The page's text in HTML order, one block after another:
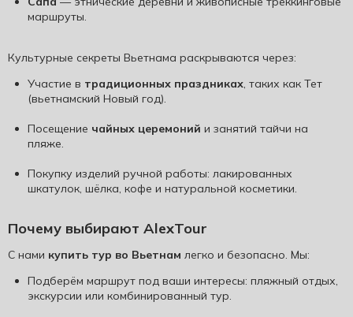
маршруты.
Культурные секреты Вьетнама раскрываются через:
Участие в традиционных праздниках, таких как Тет
(вьетнамский Новый год).
Посещение чайных церемоний и занятий тайчи на
пляже.
Покупку изделий ручной работы: лакированных
шкатулок, шёлка, кофе и натуральной косметики.
Почему выбирают AlexTour
С нами купить тур во Вьетнам легко и безопасно. Мы:
Подберём маршрут под ваши интересы: пляжный отдых,
экскурсии или комбинированный тур.